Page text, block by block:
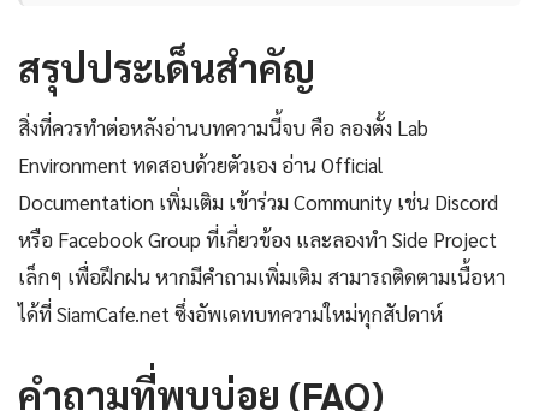
สรุปประเด็นสำคัญ
สิ่งที่ควรทำต่อหลังอ่านบทความนี้จบ คือ ลองตั้ง Lab
Environment ทดสอบด้วยตัวเอง อ่าน Official
Documentation เพิ่มเติม เข้าร่วม Community เช่น Discord
หรือ Facebook Group ที่เกี่ยวข้อง และลองทำ Side Project
เล็กๆ เพื่อฝึกฝน หากมีคำถามเพิ่มเติม สามารถติดตามเนื้อหา
ได้ที่ SiamCafe.net ซึ่งอัพเดทบทความใหม่ทุกสัปดาห์
คำถามที่พบบ่อย (FAQ)